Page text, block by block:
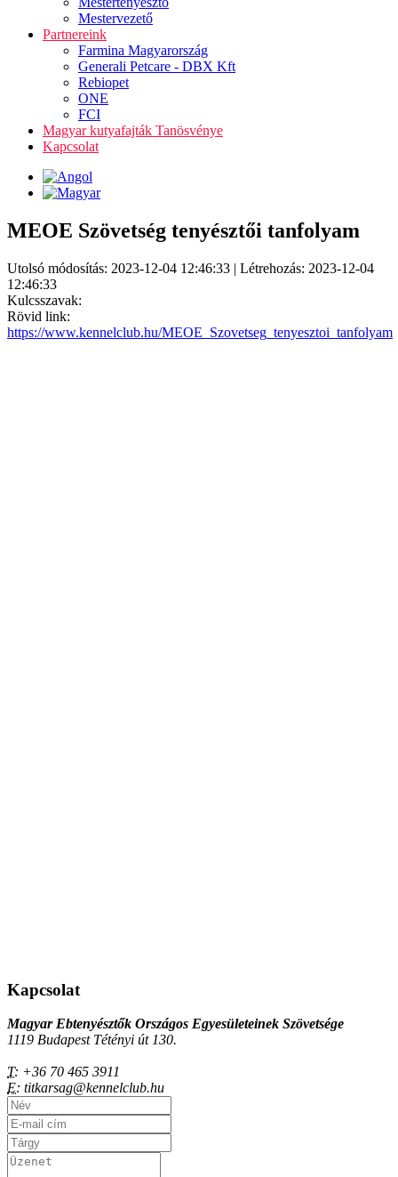
Mestervezető
Partnereink
Farmina Magyarország
Generali Petcare - DBX Kft
Rebiopet
ONE
FCI
Magyar kutyafajták Tanösvénye
Kapcsolat
MEOE Szövetség tenyésztői tanfolyam
Utolsó módosítás: 2023-12-04 12:46:33 | Létrehozás: 2023-12-04
12:46:33
Kulcsszavak:
Rövid link:
https://www.kennelclub.hu/MEOE_Szovetseg_tenyesztoi_tanfolyam
Kapcsolat
Magyar Ebtenyésztők Országos Egyesületeinek Szövetsége
1119 Budapest Tétényi út 130.
T: +36 70 465 3911
E: titkarsag@kennelclub.hu